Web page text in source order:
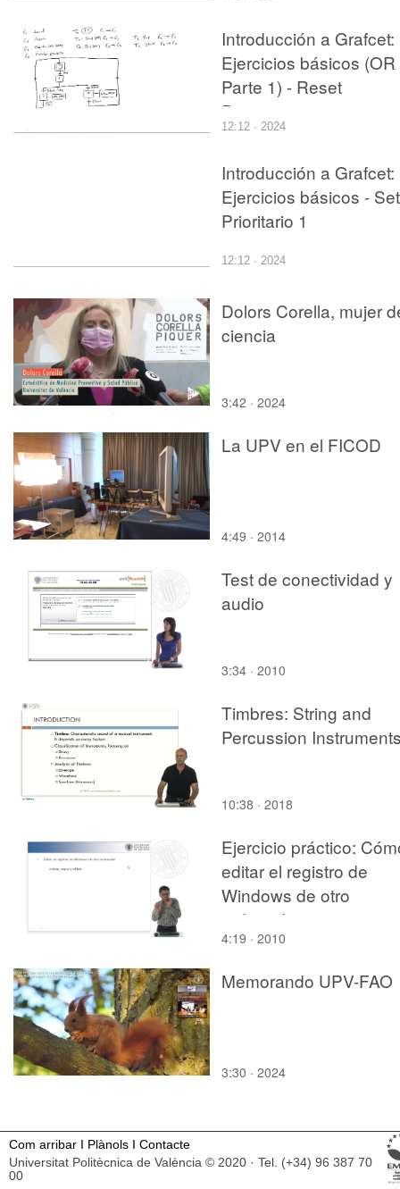
Introducción a Grafcet:
Ejercicios básicos (OR
Parte 1) - Reset
Prioritario 2
12:12 · 2024
Introducción a Grafcet:
Ejercicios básicos - Set
Prioritario 1
12:12 · 2024
Dolors Corella, mujer
ciencia
3:42 · 2024
La UPV en el FICOD
4:49 · 2014
Test de conectividad y
audio
3:34 · 2010
Timbres: String and
Percussion
10:38 · 2018
Ejercicio práctico:
editar el registro de
Windows de otro
ordenador
4:19 · 2010
Memorando UPV-FAO
3:30 · 2024
Com arribar I Plànols I Contacte
Universitat Politècnica de València © 2020 · Tel. (+34) 96 387 70
00